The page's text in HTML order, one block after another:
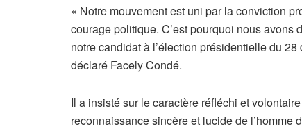
« Notre mouvement est uni par la conviction
courage politique. C’est pourquoi nous
notre candidat à l’élection présidentielle du
déclaré Facely Condé.
Il a insisté sur le caractère réfléchi et
reconnaissance sincère et lucide de l’homme